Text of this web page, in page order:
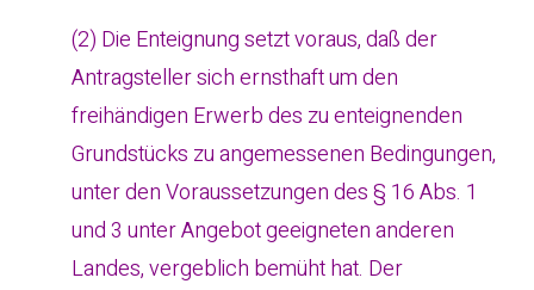
(2) Die Enteignung setzt voraus, daß der
Antragsteller sich ernsthaft um den
freihändigen Erwerb des zu enteignenden
Grundstücks zu angemessenen Bedingungen,
unter den Voraussetzungen des § 16 Abs. 1
und 3 unter Angebot geeigneten anderen
Landes, vergeblich bemüht hat. Der